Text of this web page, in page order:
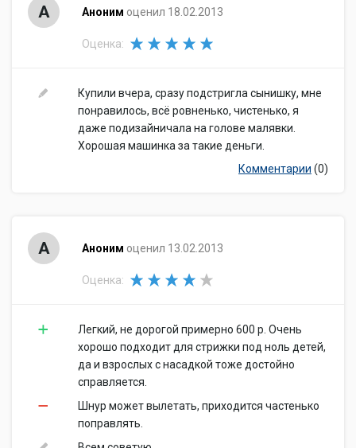
А Аноним оценил 18.02.2013
Оценка:
Купили вчера, сразу подстригла сынишку, мне
понравилось, всё ровненько, чистенько, я
даже подизайничала на голове малявки.
Хорошая машинка за такие деньги.
Комментарии (0)
А Аноним оценил 13.02.2013
Оценка:
Легкий, не дорогой примерно 600 р. Очень
хорошо подходит для стрижки под ноль детей,
да и взрослых с насадкой тоже достойно
справляется.
Шнур может вылетать, приходится частенько
поправлять.